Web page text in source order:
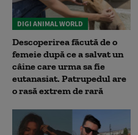
DIGI ANIMAL WORLD
Descoperirea făcută de o
femeie după ce a salvat un
câine care urma sa fie
eutanasiat. Patrupedul are
o rasă extrem de rară